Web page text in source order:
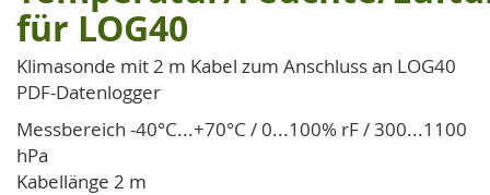
Bildgalerie
springen
für LOG40
Klimasonde mit 2 m Kabel zum Anschluss an LOG40
PDF-Datenlogger
Messbereich -40°C...+70°C / 0...100% rF / 300...1100
hPa
Kabellänge 2 m